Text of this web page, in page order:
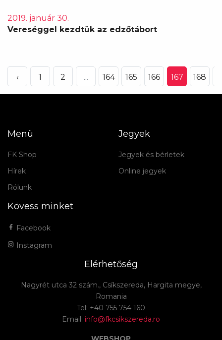
2019. január 30.
Vereséggel kezdtük az edzőtábort
‹ 1 2 ... 164 165 166 167 168
Menü
FK Shop
Hírek
Rólunk
Jegyek
Jegyek és bérletek
Online jegyek
Kövess minket
Facebook
Instagram
Elérhetőség
Nagyrét utca 32 szám., Csíkszereda, Hargita megye,
Romania
Tel: +40 755 754 160
Email: info@fkcsikszereda.ro